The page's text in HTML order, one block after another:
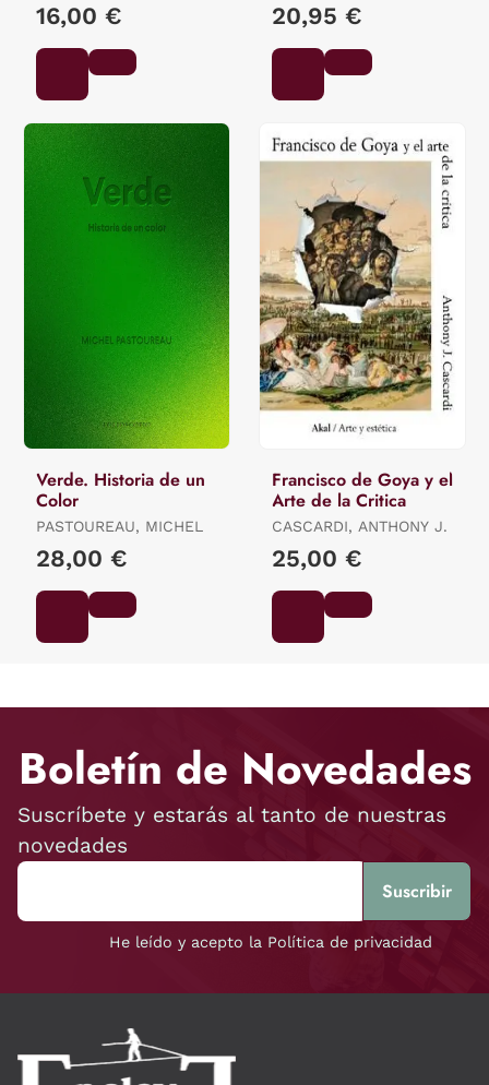
16,00 € 20,95 €
Verde. Historia de un
Color
PASTOUREAU, MICHEL
28,00 €
Francisco de Goya y el
Arte de la Critica
CASCARDI, ANTHONY J.
25,00 €
Boletín de Novedades
Suscríbete y estarás al tanto de nuestras
novedades
He leído y acepto la Política de privacidad